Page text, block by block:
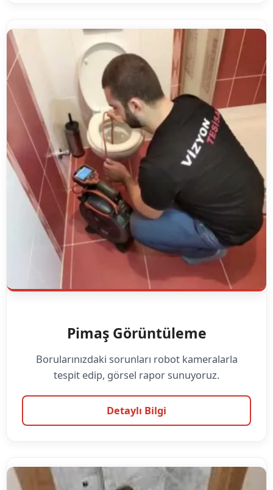
Pimaş Görüntüleme
Borularınızdaki sorunları robot kameralarla
tespit edip, görsel rapor sunuyoruz.
Detaylı Bilgi